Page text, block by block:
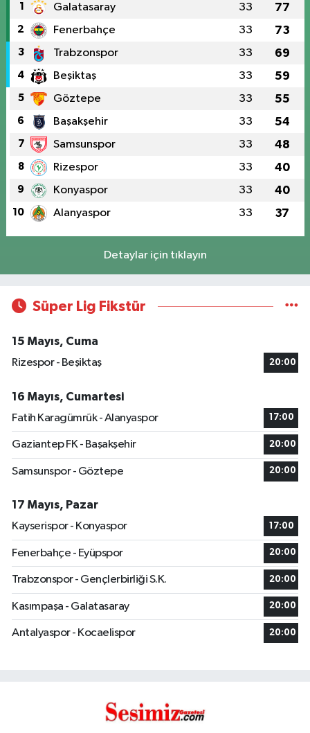
1 Galatasaray 33 77
2 Fenerbahçe 33 73
3 Trabzonspor 33 69
4 Beşiktaş 33 59
5 Göztepe 33 55
6 Başakşehir 33 54
7 Samsunspor 33 48
8 Rizespor 33 40
9 Konyaspor 33 40
10 Alanyaspor 33 37
Detaylar için tıklayın
Süper Lig Fikstür
15 Mayıs, Cuma
Rizespor - Beşiktaş
20:00
16 Mayıs, Cumartesi
Fatih Karagümrük - Alanyaspor
17:00
Gaziantep FK - Başakşehir 20:00
Samsunspor - Göztepe 20:00
17 Mayıs, Pazar
Kayserispor - Konyaspor
17:00
Fenerbahçe - Eyüpspor 20:00
Trabzonspor - Gençlerbirliği S.K. 20:00
Kasımpaşa - Galatasaray 20:00
Antalyaspor - Kocaelispor 20:00